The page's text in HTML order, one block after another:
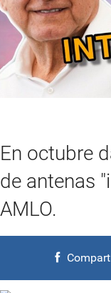
En octubre
de antenas
AMLO.